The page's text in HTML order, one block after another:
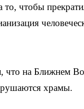
то, чтобы
на Ближнем
храмы.